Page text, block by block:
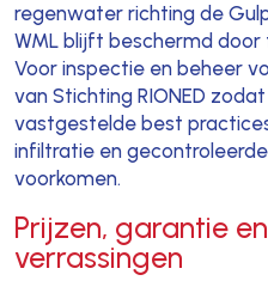
regenwater richting de
WML blijft beschermd
Voor inspectie en beheer
van Stichting RIONED
vastgestelde best
infiltratie en
voorkomen.
Prijzen, garantie
verrassingen